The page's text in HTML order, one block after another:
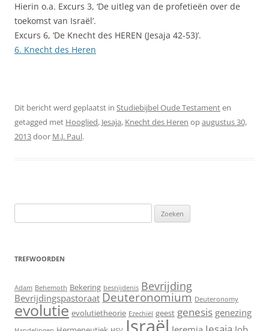
Hierin o.a. Excurs 3, ‘De uitleg van de profetieën over de
toekomst van Israël’.
Excurs 6, ‘De Knecht des HEREN (Jesaja 42-53)’.
6. Knecht des Heren
Dit bericht werd geplaatst in Studiebijbel Oude Testamenten
getagged met Hooglied, Jesaja, Knecht des Heren opaugustus 30,
2013door M.J. Paul.
naar:
TREFWOORDEN
Adam Behemoth Bekering besnijdenis Bevrijding
Bevrijdingspastoraat Deuteronomium Deuteronomy
evolutie evolutietheorie Ezechiël geest genesis genezing